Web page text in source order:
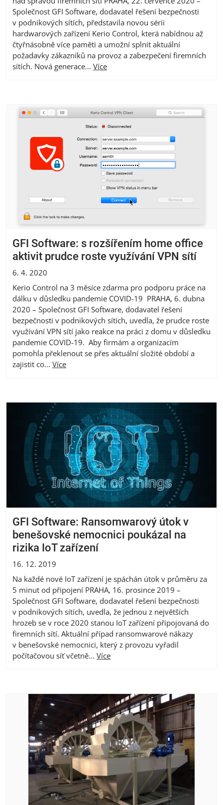
Společnost GFI Software, dodavatel řešení bezpečnosti
v podnikových sítích, představila novou sérii
hardwarových zařízení Kerio Control, která nabídnou až
čtyřnásobně více paměti a umožní splnit aktuální
požadavky zákazníků na provoz a zabezpečení firemních
sítích. Nová generace... Více
GFI Software: s rozšířením home office
aktivit prudce roste využívání VPN sítí
6. 4. 2020
Kerio Control na 3 měsíce zdarma pro podporu práce na
dálku v důsledku pandemie COVID-19 PRAHA, 6. dubna
2020 – Společnost GFI Software, dodavatel řešení
bezpečnosti v podnikových sítích, uvedla, že prudce roste
využívání VPN sítí jako reakce na práci z domu v důsledku
pandemie COVID-19. Aby firmám a organizacím
pomohla překlenout se přes aktuální složité období a
zajistit co... Více
GFI Software: Ransomwarový útok v
benešovské nemocnici poukázal na
rizika IoT zařízení
16. 12. 2019
Na každé nové IoT zařízení je spáchán útok v průměru za
5 minut od připojení PRAHA, 16. prosince 2019 –
Společnost GFI Software, dodavatel řešení bezpečnosti
v podnikových sítích, uvedla, že jednou z největších
hrozeb se v roce 2020 stanou IoT zařízení připojovaná do
firemních sítí. Aktuální případ ransomwarové nákazy
v benešovské nemocnici, který z provozu vyřadil
počítačovou síť včetně... Více